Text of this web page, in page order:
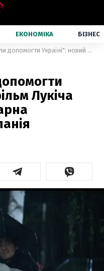
ЕКОНОМІКА БІЗНЕС
"Ми дуже хотіли допомогти Україні": новий фільм Лукіча продасть легендарна французька компанія
Лукіча